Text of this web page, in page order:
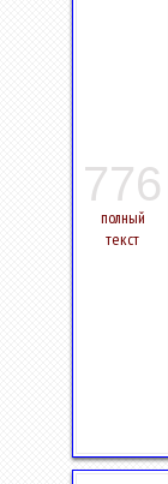
776
полный
текст